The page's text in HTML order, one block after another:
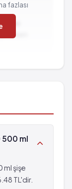
fazlası
500 ml
ml şişe
TL'dir.